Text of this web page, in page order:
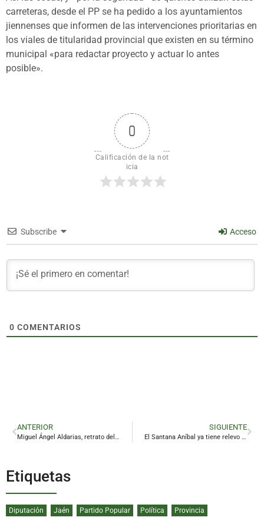
carreteras, desde el PP se ha pedido a los ayuntamientos
jiennenses que informen de las intervenciones prioritarias en
los viales de titularidad provincial que existen en su término
municipal «para redactar proyecto y actuar lo antes
posible».
0
Calificación de la not
icia
Subscribe Acceso
0 COMENTARIOS
ANTERIOR
Miguel Ángel Aldarias, retrato del buen deportista
SIGUIENTE
El Santana Aníbal ya tiene relevo en el Ejército
Etiquetas
Diputación Jaén Partido Popular Política Provincia